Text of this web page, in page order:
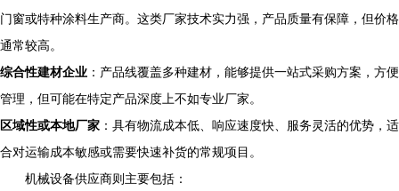
门窗或特种涂料生产商。这类厂家技术实力强，产品质量有保障，但价格
通常较高。
综合性建材企业 ：产品线覆盖多种建材，能够提供一站式采购方案，方便
管理，但可能在特定产品深度上不如专业厂家。
区域性或本地厂家 ：具有物流成本低、响应速度快、服务灵活的优势，适
合对运输成本敏感或需要快速补货的常规项目。
机械设备供应商则主要包括：